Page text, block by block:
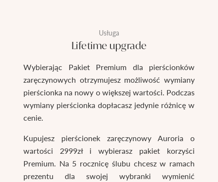
Usługa
Lifetime upgrade
Wybierając Pakiet Premium dla pierścionków
zaręczynowych otrzymujesz możliwość wymiany
pierścionka na nowy o większej wartości. Podczas
wymiany pierścionka dopłacasz jedynie różnicę w
cenie.
Kupujesz pierścionek zaręczynowy Auroria o
wartości 2999zł i wybierasz pakiet korzyści
Premium. Na 5 rocznicę ślubu chcesz w ramach
prezentu dla swojej wybranki wymienić